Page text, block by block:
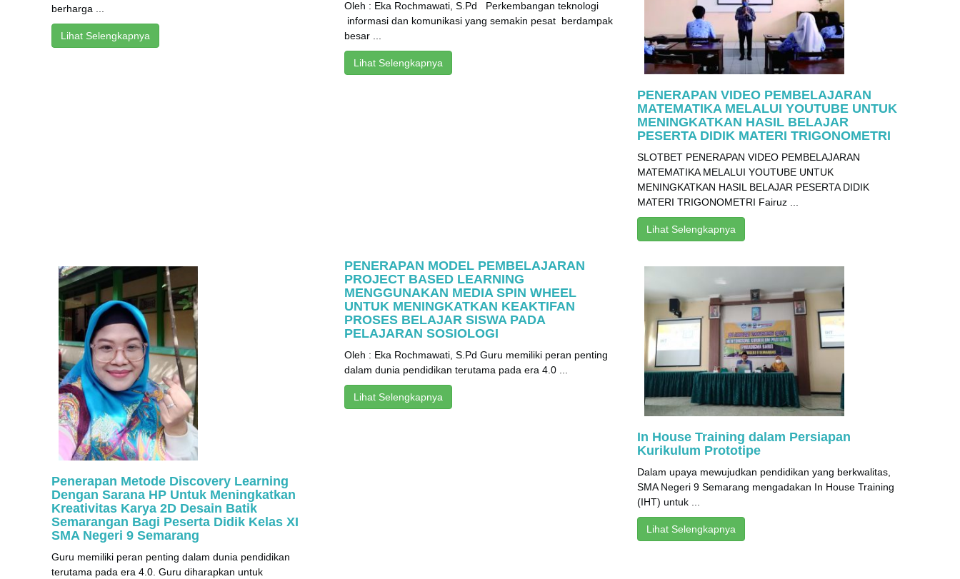
berharga ...
Lihat Selengkapnya
Oleh : Eka Rochmawati, S.Pd Perkembangan teknologi
informasi dan komunikasi yang semakin pesat berdampak
besar ...
Lihat Selengkapnya
PENERAPAN VIDEO PEMBELAJARAN
MATEMATIKA MELALUI YOUTUBE UNTUK
MENINGKATKAN HASIL BELAJAR
PESERTA DIDIK MATERI TRIGONOMETRI
SLOTBET PENERAPAN VIDEO PEMBELAJARAN
MATEMATIKA MELALUI YOUTUBE UNTUK
MENINGKATKAN HASIL BELAJAR PESERTA DIDIK
MATERI TRIGONOMETRI Fairuz ...
Lihat Selengkapnya
Penerapan Metode Discovery Learning
Dengan Sarana HP Untuk Meningkatkan
Kreativitas Karya 2D Desain Batik
Semarangan Bagi Peserta Didik Kelas XI
SMA Negeri 9 Semarang
Guru memiliki peran penting dalam dunia pendidikan
terutama pada era 4.0. Guru diharapkan untuk
PENERAPAN MODEL PEMBELAJARAN
PROJECT BASED LEARNING
MENGGUNAKAN MEDIA SPIN WHEEL
UNTUK MENINGKATKAN KEAKTIFAN
PROSES BELAJAR SISWA PADA
PELAJARAN SOSIOLOGI
Oleh : Eka Rochmawati, S.Pd Guru memiliki peran penting
dalam dunia pendidikan terutama pada era 4.0 ...
Lihat Selengkapnya
In House Training dalam Persiapan
Kurikulum Prototipe
Dalam upaya mewujudkan pendidikan yang berkwalitas,
SMA Negeri 9 Semarang mengadakan In House Training
(IHT) untuk ...
Lihat Selengkapnya